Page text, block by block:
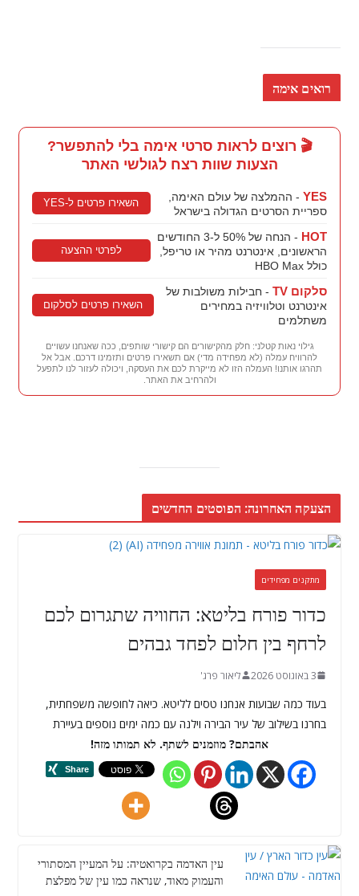
רואים אימה
🎬 רוצים לראות סרטי אימה בלי להתפשר?
הצעות שוות רצח לגולשי האתר
YES - ההמלצה של עולם האימה,
ספריית הסרטים הגדולה בישראל
השאירו פרטים ל-YES
HOT
- הנחה של 50% ל-3 החודשים
הראשונים, אינטרנט מהיר או טריפל,
כולל HBO Max
לפרטי ההצעה
סלקום TV
- חבילות משולבות של
אינטרנט וטלוויזיה במחירים
משתלמים
השאירו פרטים לסלקום
גילוי נאות קטלני: חלק מהקישורים הם קישורי שותפים, ככה שאנחנו עשויים
להרוויח עמלה (לא מפחידה מדי) אם תשאירו פרטים ותזמינו דרכם. אבל אל
תהרגו אותנו! העמלה הזו לא מייקרת לכם את העסקה, ויכולה לעזור לנו לתפעל
ולהרחיב את האתר.
הצעקה האחרונה: הפוסטים החדשים
מתקנים מפחידים
כדור פורח בליטא: החוויה שתגרום לכם
לרחף בין חלום לפחד גבהים
3 באוגוסט 2026 ליאור פרג'
בעוד כמה שבועות אנחנו טסים לליטא. כיאה לחופשה משפחתית,
בחרנו בשילוב של עיר הבירה וילנה עם כמה ימים נוספים בעיירת
אהבתם? מוזמנים לשתף. לא תמותו מזה!
עין האדמה בקרואטיה: על המעיין המסתורי
והעמוק מאוד, שנראה כמו עין של מפלצת